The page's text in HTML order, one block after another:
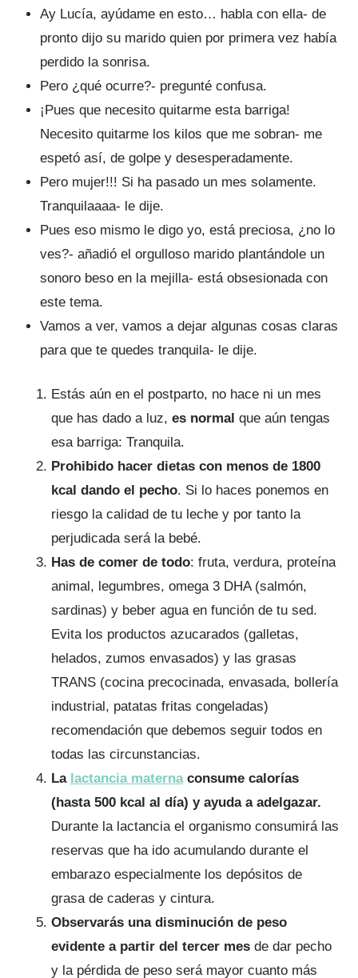
Ay Lucía, ayúdame en esto… habla con ella- de
pronto dijo su marido quien por primera vez había
perdido la sonrisa.
Pero ¿qué ocurre?- pregunté confusa.
¡Pues que necesito quitarme esta barriga!
Necesito quitarme los kilos que me sobran- me
espetó así, de golpe y desesperadamente.
Pero mujer!!! Si ha pasado un mes solamente.
Tranquilaaaa- le dije.
Pues eso mismo le digo yo, está preciosa, ¿no lo
ves?- añadió el orgulloso marido plantándole un
sonoro beso en la mejilla- está obsesionada con
este tema.
Vamos a ver, vamos a dejar algunas cosas claras
para que te quedes tranquila- le dije.
Estás aún en el postparto, no hace ni un mes
que has dado a luz, es normal que aún tengas
esa barriga: Tranquila.
Prohibido hacer dietas con menos de 1800
kcal dando el pecho. Si lo haces ponemos en
riesgo la calidad de tu leche y por tanto la
perjudicada será la bebé.
Has de comer de todo: fruta, verdura, proteína
animal, legumbres, omega 3 DHA (salmón,
sardinas) y beber agua en función de tu sed.
Evita los productos azucarados (galletas,
helados, zumos envasados) y las grasas
TRANS (cocina precocinada, envasada, bollería
industrial, patatas fritas congeladas)
recomendación que debemos seguir todos en
todas las circunstancias.
La lactancia maternaconsume calorías
(hasta 500 kcal al día) y ayuda a adelgazar.
Durante la lactancia el organismo consumirá las
reservas que ha ido acumulando durante el
embarazo especialmente los depósitos de
grasa de caderas y cintura.
Observarás una disminución de peso
evidente a partir del tercer mes de dar pecho
y la pérdida de peso será mayor cuanto más